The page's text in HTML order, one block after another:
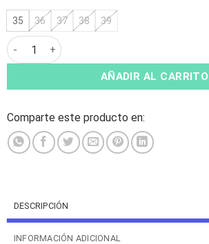
35 36 37 38 39
Sandalia New Walk Ojetillos cantidad
AÑADIR AL CARRITO
Comparte este producto en:
DESCRIPCIÓN
INFORMACIÓN ADICIONAL